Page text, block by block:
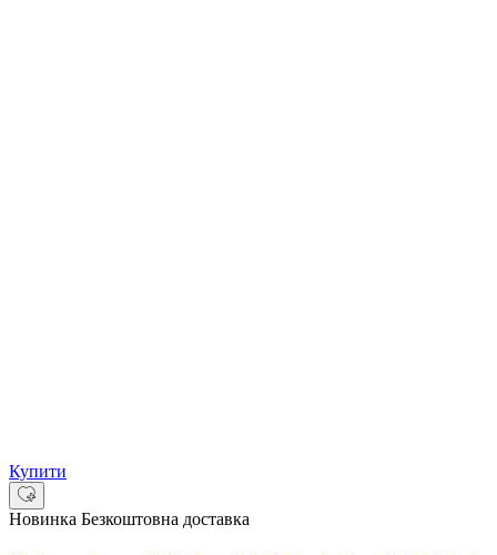
Купити
Новинка Безкоштовна доставка